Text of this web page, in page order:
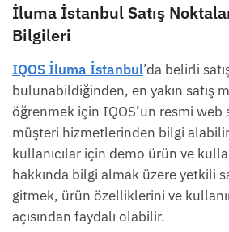
İluma İstanbul Satış
Bilgileri
IQOS İluma İstanbul’da belirli
bulunabildiğinden, en yakın satış
öğrenmek için IQOS’un resmi web
müşteri hizmetlerinden bilgi
kullanıcılar için demo ürün ve
hakkında bilgi almak üzere yetkili
gitmek, ürün özelliklerini ve
açısından faydalı olabilir.